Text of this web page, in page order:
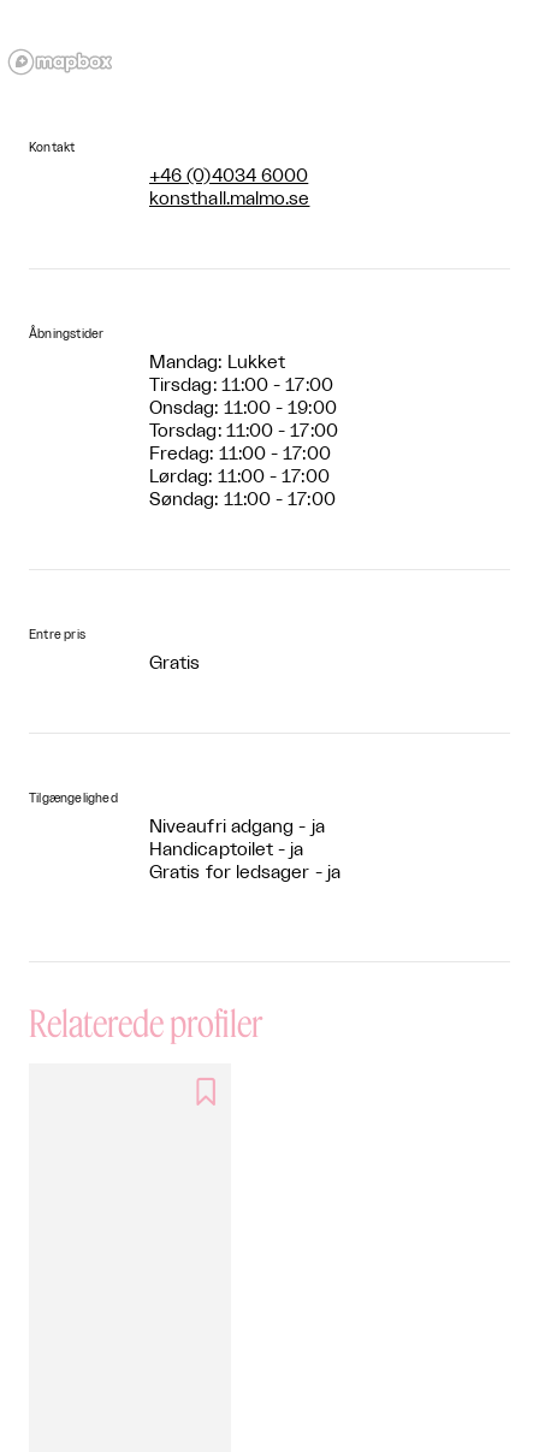
Kontakt
+46 (0)4034 6000
konsthall.malmo.se
Åbningstider
Mandag: Lukket
Tirsdag: 11:00 - 17:00
Onsdag: 11:00 - 19:00
Torsdag: 11:00 - 17:00
Fredag: 11:00 - 17:00
Lørdag: 11:00 - 17:00
Søndag: 11:00 - 17:00
Entre pris
Gratis
Tilgængelighed
Niveaufri adgang - ja
Handicaptoilet - ja
Gratis for ledsager - ja
Relaterede profiler
